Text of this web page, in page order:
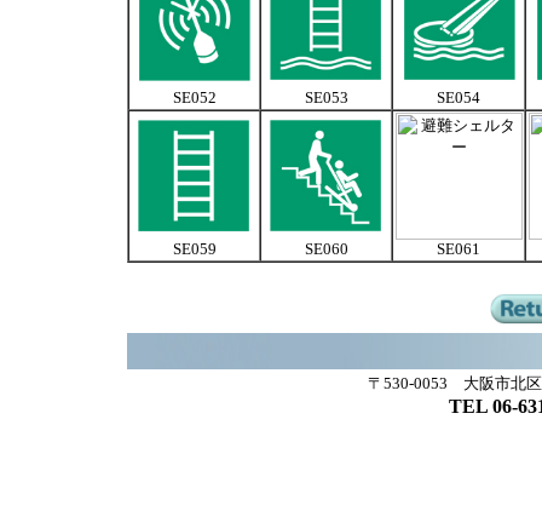
SE052 SE053 SE054
SE059 SE060 SE061
〒530-0053 大阪市北
TEL 06-